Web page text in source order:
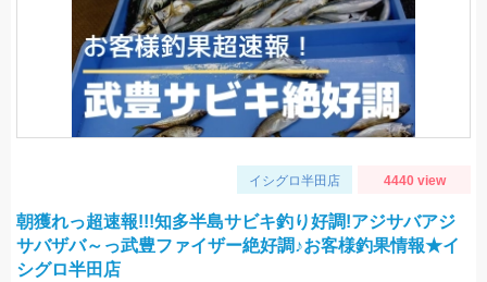
イシグロ半田店 4440 view
朝獲れっ超速報!!!知多半島サビキ釣り好調!アジサバアジ
サバザバ～っ武豊ファイザー絶好調♪お客様釣果情報★イ
シグロ半田店